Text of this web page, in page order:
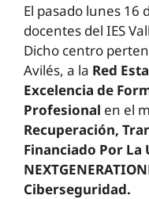
El pasado lunes 16
docentes del IES
Dicho centro
Avilés, a la Red
Excelencia de
Profesional en el
Recuperación,
Financiado Por La
Ciberseguridad.